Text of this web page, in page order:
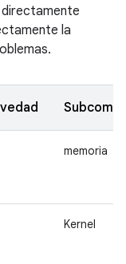
directamente
la
memoria
Kernel